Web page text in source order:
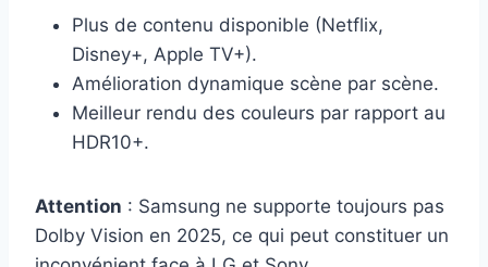
Plus de contenu disponible (Netflix,
Disney+, Apple TV+).
Amélioration dynamique scène par scène.
Meilleur rendu des couleurs par rapport au
HDR10+.
Attention : Samsung ne supporte toujours pas
Dolby Vision en 2025, ce qui peut constituer un